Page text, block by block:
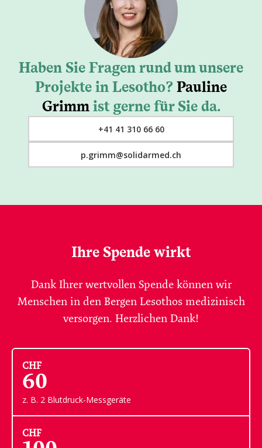
Haben Sie Fragen rund um unsere
Projekte in Lesotho? Pauline
Grimmist gerne für Sie da.
+41 41 310 66 60
p.grimm@solidarmed.ch
Ihre Spende wirkt
Dank Ihrer wertvollen Spende können wir
Menschen in den Bergen Lesothos medizinisch
versorgen. Herzlichen Dank!
CHF
60
z. B. 2 Blutdruck-Messgeräte
CHF